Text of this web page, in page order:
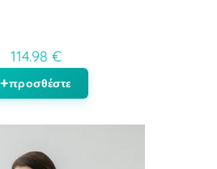
114.98 €
προσθέστε